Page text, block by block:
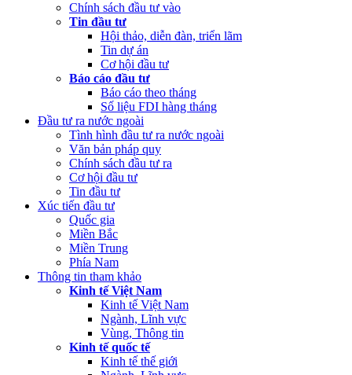
Chính sách đầu tư vào
Tin đầu tư
Hội thảo, diễn đàn, triển lãm
Tin dự án
Cơ hội đầu tư
Báo cáo đầu tư
Báo cáo theo tháng
Số liệu FDI hàng tháng
Đầu tư ra nước ngoài
Tình hình đầu tư ra nước ngoài
Văn bản pháp quy
Chính sách đầu tư ra
Cơ hội đầu tư
Tin đầu tư
Xúc tiến đầu tư
Quốc gia
Miền Bắc
Miền Trung
Phía Nam
Thông tin tham khảo
Kinh tế Việt Nam
Kinh tế Việt Nam
Ngành, Lĩnh vực
Vùng, Thông tin
Kinh tế quốc tế
Kinh tế thế giới